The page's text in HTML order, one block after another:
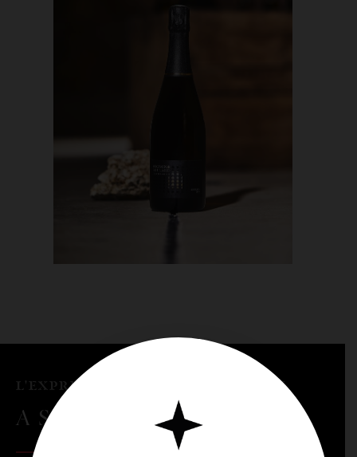
L'EXPRESSION D'UN SAVOIR-FAIRE
ASSEMBLAGE